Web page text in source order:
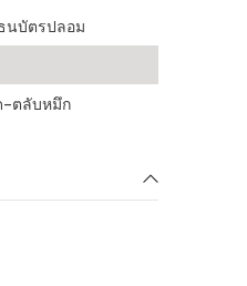
นบัตรปลอม
-ตลับหมึก